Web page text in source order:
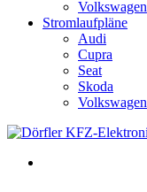
Volkswagen
Stromlaufpläne
Audi
Cupra
Seat
Skoda
Volkswagen